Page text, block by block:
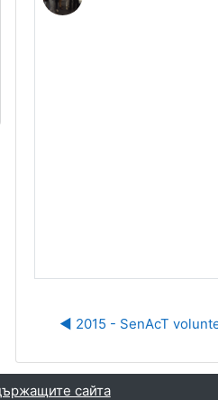
◀︎ 2015 - SenAcT
сайта